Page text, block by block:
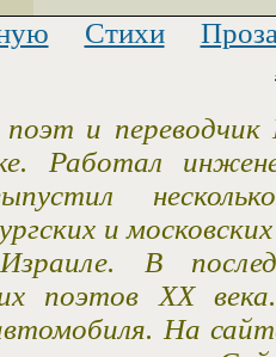
Стихи
поэт и
Работал
и
В
поэтов XX
На